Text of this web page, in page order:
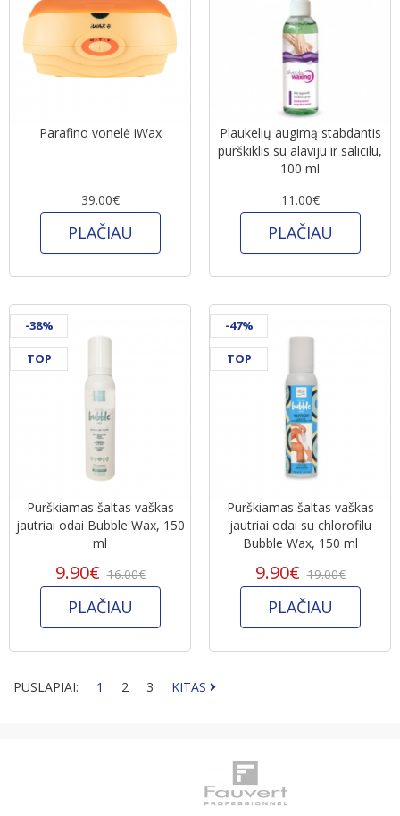
Parafino vonelė iWax
39.00€
PLAČIAU
Plaukelių augimą stabdantis
purškiklis su alaviju ir salicilu,
100 ml
11.00€
PLAČIAU
Purškiamas šaltas vaškas
jautriai odai Bubble Wax, 150
ml
9.90€ 16.00€
PLAČIAU
-38%
TOP
Purškiamas šaltas vaškas
jautriai odai su chlorofilu
Bubble Wax, 150 ml
9.90€ 19.00€
PLAČIAU
-47%
TOP
PUSLAPIAI: 1 2 3 KITAS